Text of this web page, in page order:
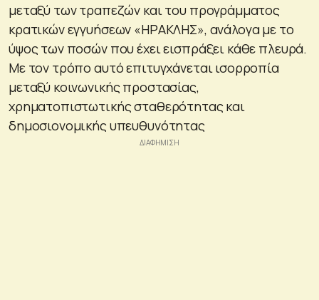
μεταξύ των τραπεζών και του προγράμματος
κρατικών εγγυήσεων «ΗΡΑΚΛΗΣ», ανάλογα με το
ύψος των ποσών που έχει εισπράξει κάθε πλευρά.
Με τον τρόπο αυτό επιτυγχάνεται ισορροπία
μεταξύ κοινωνικής προστασίας,
χρηματοπιστωτικής σταθερότητας και
δημοσιονομικής υπευθυνότητας